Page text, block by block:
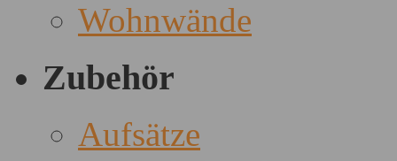
Wohnwände
Zubehör
Aufsätze